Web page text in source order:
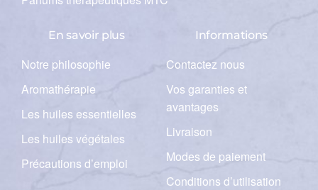
En savoir plus
Notre philosophie
Aromathérapie
Les huiles essentielles
Les huiles végétales
Précautions d’emploi
Informations
Contactez nous
Vos garanties et
avantages
Livraison
Modes de paiement
Conditions d’utilisation